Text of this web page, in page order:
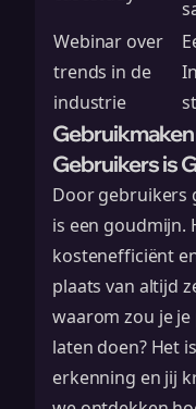
Webinar over
trends in de
industrie
Gebruikers is
Door gebruikers
is een goudmijn.
kostenefficiënt
plaats van altijd
waarom zou je
laten doen? Het
erkenning en jij